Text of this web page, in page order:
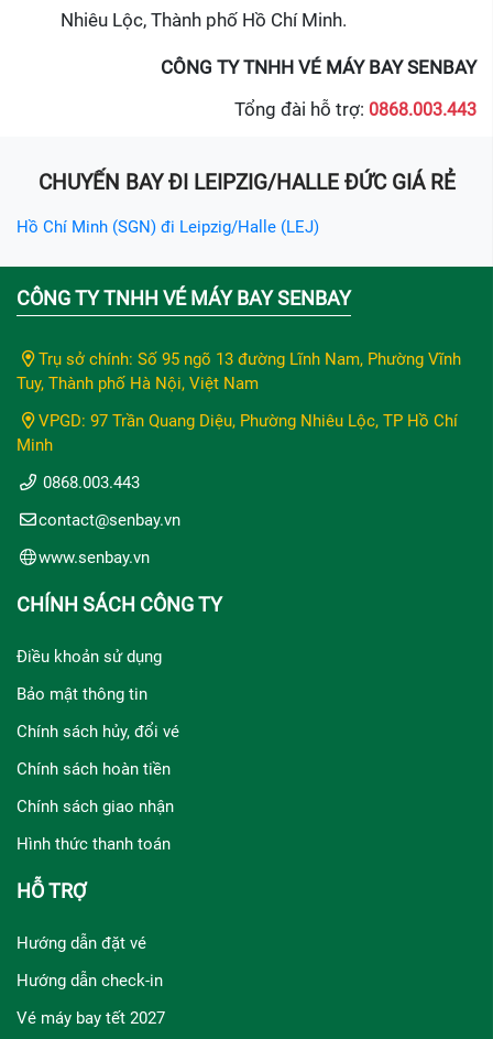
Nhiêu Lộc, Thành phố Hồ Chí Minh.
CÔNG TY TNHH VÉ MÁY BAY SENBAY
Tổng đài hỗ trợ: 0868.003.443
CHUYẾN BAY ĐI LEIPZIG/HALLE ĐỨC GIÁ RẺ
Hồ Chí Minh (SGN) đi Leipzig/Halle (LEJ)
CÔNG TY TNHH VÉ MÁY BAY SENBAY
Trụ sở chính: Số 95 ngõ 13 đường Lĩnh Nam, Phường Vĩnh
Tuy, Thành phố Hà Nội, Việt Nam
VPGD: 97 Trần Quang Diệu, Phường Nhiêu Lộc, TP Hồ Chí
Minh
0868.003.443
contact@senbay.vn
www.senbay.vn
CHÍNH SÁCH CÔNG TY
Điều khoản sử dụng
Bảo mật thông tin
Chính sách hủy, đổi vé
Chính sách hoàn tiền
Chính sách giao nhận
Hình thức thanh toán
HỖ TRỢ
Hướng dẫn đặt vé
Hướng dẫn check-in
Vé máy bay tết 2027